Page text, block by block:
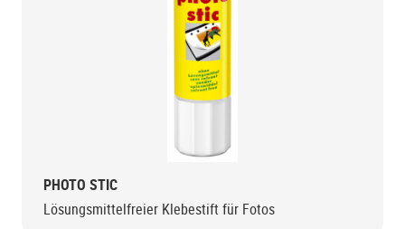
PHOTO STIC
Lösungsmittelfreier Klebestift für Fotos